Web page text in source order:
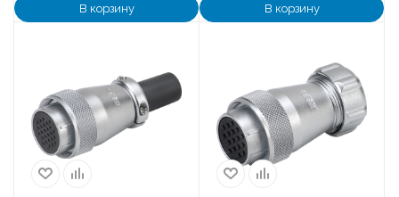
В корзину В корзину